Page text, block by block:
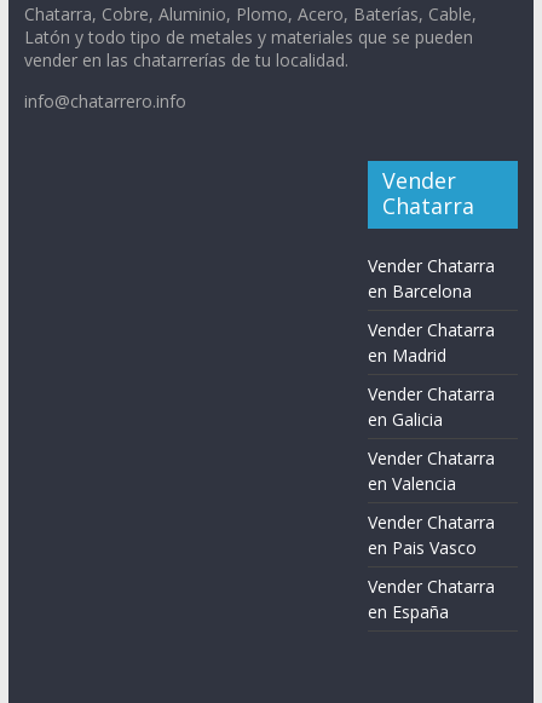
Chatarra, Cobre, Aluminio, Plomo, Acero, Baterías, Cable,
Latón y todo tipo de metales y materiales que se pueden
vender en las chatarrerías de tu localidad.
info@chatarrero.info
Vender
Chatarra
Vender Chatarra
en Barcelona
Vender Chatarra
en Madrid
Vender Chatarra
en Galicia
Vender Chatarra
en Valencia
Vender Chatarra
en Pais Vasco
Vender Chatarra
en España